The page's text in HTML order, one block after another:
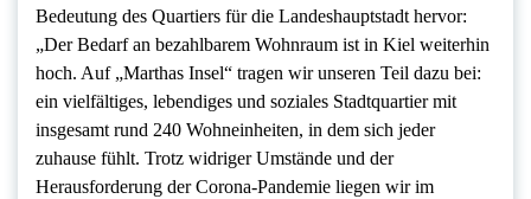
Bedeutung des Quartiers für die Landeshauptstadt hervor:
„Der Bedarf an bezahlbarem Wohnraum ist in Kiel weiterhin
hoch. Auf „Marthas Insel“ tragen wir unseren Teil dazu bei:
ein vielfältiges, lebendiges und soziales Stadtquartier mit
insgesamt rund 240 Wohneinheiten, in dem sich jeder
zuhause fühlt. Trotz widriger Umstände und der
Herausforderung der Corona-Pandemie liegen wir im